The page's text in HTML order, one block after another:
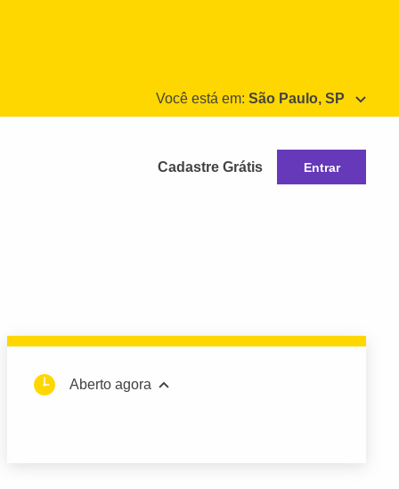
Você está em: São Paulo, SP
Cadastre Grátis Entrar
Aberto agora